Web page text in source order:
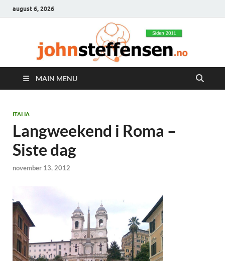
august 6, 2026
MAIN MENU
ITALIA
Langweekend i Roma –
Siste dag
november 13, 2012